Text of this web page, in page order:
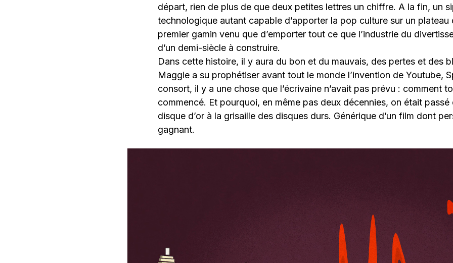
départ, rien de plus de que deux petites lettres un chiffre. A la fin, un
technologique autant capable d’apporter la pop culture sur un plateau
premier gamin venu que d’emporter tout ce que l’industrie du
d’un demi-siècle à construire.
Dans cette histoire, il y aura du bon et du mauvais, des pertes et des
Maggie a su prophétiser avant tout le monde l’invention de Youtube,
consort, il y a une chose que l’écrivaine n’avait pas prévu : comment
commencé. Et pourquoi, en même pas deux décennies, on était
disque d’or à la grisaille des disques durs. Générique d’un film dont
gagnant.